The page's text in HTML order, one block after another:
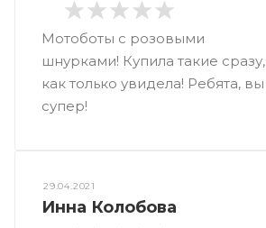
Мотоботы с розовыми
шнурками! Купила такие сразу,
как только увидела! Ребята, вы
супер!
29.04.2021
Инна Колобова